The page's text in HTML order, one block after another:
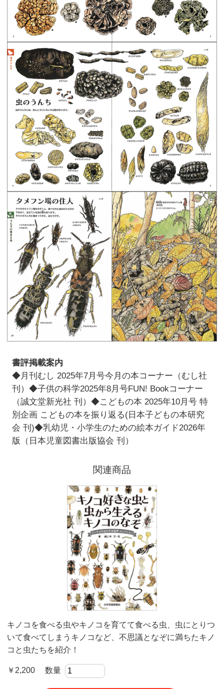
書評掲載案内
◆月刊むし 2025年7月号今月の本コーナー（むし社
刊）◆子供の科学2025年8月号FUN! Bookコーナー
（誠文堂新光社 刊）◆こどもの本 2025年10月号 特
別企画 こどもの本を振り返る(日本子どもの本研究
会 刊)◆乳幼児・小学生のための絵本ガイド2026年
版（日本児童図書出版協会 刊）
関連商品
キノコを食べる虫やキノコを育てて食べる虫、虫にとりつ
いて食べてしまうキノコなど、不思議となぞに満ちたキノ
コと虫たちを紹介！
￥2,200 数量